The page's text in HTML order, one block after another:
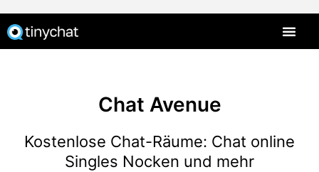
Chat Avenue
Kostenlose Chat-Räume: Chat online
Singles Nocken und mehr